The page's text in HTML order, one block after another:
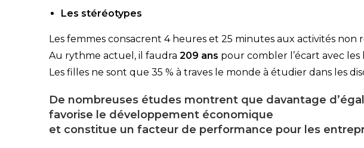
Les stéréotypes
Les femmes consacrent 4 heures et 25 minutes aux activités non
Au rythme actuel, il faudra 209 ans pour combler l’écart avec les
Les filles ne sont que 35 % à traves le monde à étudier dans les
De nombreuses études montrent que davantage
favorise le développement économique
et constitue un facteur de performance pour les